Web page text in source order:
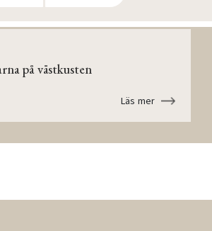
på västkusten
Läs mer